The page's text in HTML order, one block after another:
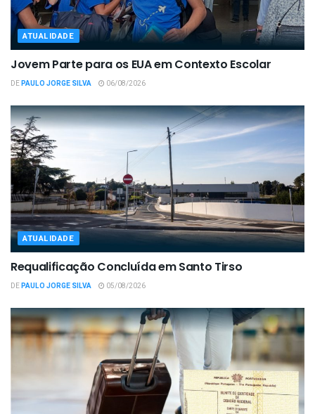
ATUALIDADE
Jovem Parte para os EUA em Contexto Escolar
DEPAULO JORGE SILVA 06/08/2026
ATUALIDADE
Requalificação Concluída em Santo Tirso
DEPAULO JORGE SILVA 05/08/2026